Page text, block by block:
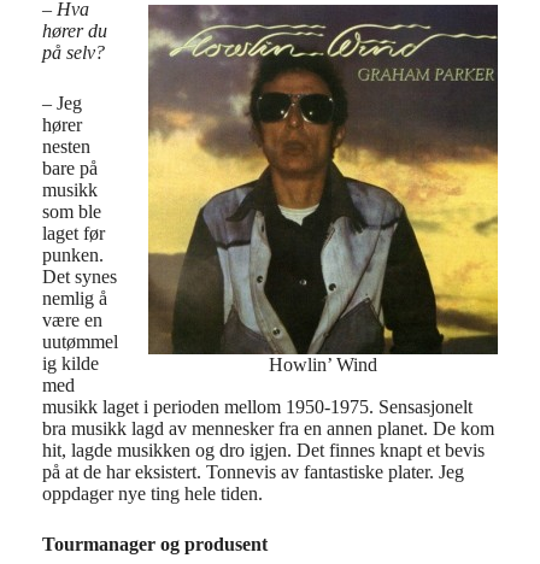
Howlin’ Wind
– Hva
hører du
på selv?
– Jeg
hører
nesten
bare på
musikk
som ble
laget før
punken.
Det synes
nemlig å
være en
uutømmel
ig kilde
med
musikk laget i perioden mellom 1950-1975. Sensasjonelt
bra musikk lagd av mennesker fra en annen planet. De kom
hit, lagde musikken og dro igjen. Det finnes knapt et bevis
på at de har eksistert. Tonnevis av fantastiske plater. Jeg
oppdager nye ting hele tiden.
Tourmanager og produsent